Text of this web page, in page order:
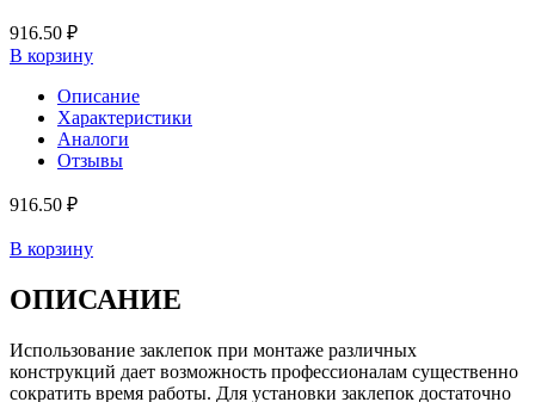
916.50 ₽
В корзину
Описание
Характеристики
Аналоги
Отзывы
916.50 ₽
В корзину
ОПИСАНИЕ
Использование заклепок при монтаже различных
конструкций дает возможность профессионалам существенно
сократить время работы. Для установки заклепок достаточно